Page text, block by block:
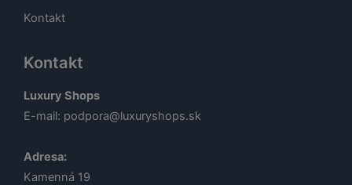
Kontakt
Kontakt
Luxury Shops
E-mail: podpora@luxuryshops.sk
Adresa:
Kamenná 19